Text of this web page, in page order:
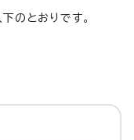
のとおりです。